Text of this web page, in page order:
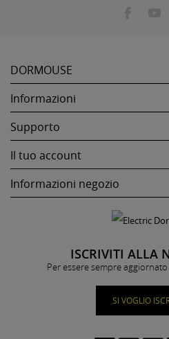
DORMOUSE
Informazioni
Supporto
Il tuo account
Informazioni negozio
ISCRIVITI ALLA
Per essere sempre
SI VOGLIO